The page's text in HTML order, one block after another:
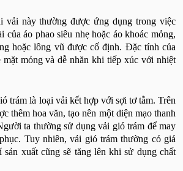
vải này thường được ứng dụng trong việc
của áo phao siêu nhẹ hoặc áo khoác mỏng,
hoặc lông vũ được cố định. Đặc tính của
mặt mỏng và dễ nhăn khi tiếp xúc với nhiệt
trám là loại vải kết hợp với sợi tơ tằm. Trên
thêm hoa văn, tạo nên một diện mạo thanh
ta thường sử dụng vải gió trám để may
Tuy nhiên, vải gió trám thường có giá
sản xuất cũng sẽ tăng lên khi sử dụng chất